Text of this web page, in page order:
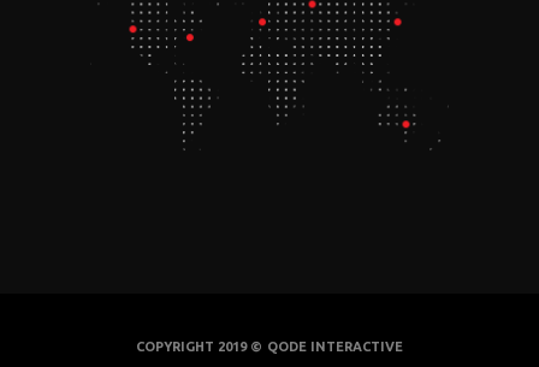
COPYRIGHT 2019 © QODE INTERACTIVE